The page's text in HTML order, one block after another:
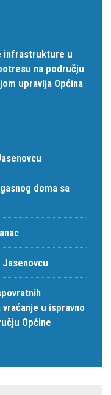
infrastrukture u
na području
upravlja Općina
doma sa
u ispravno
Općine